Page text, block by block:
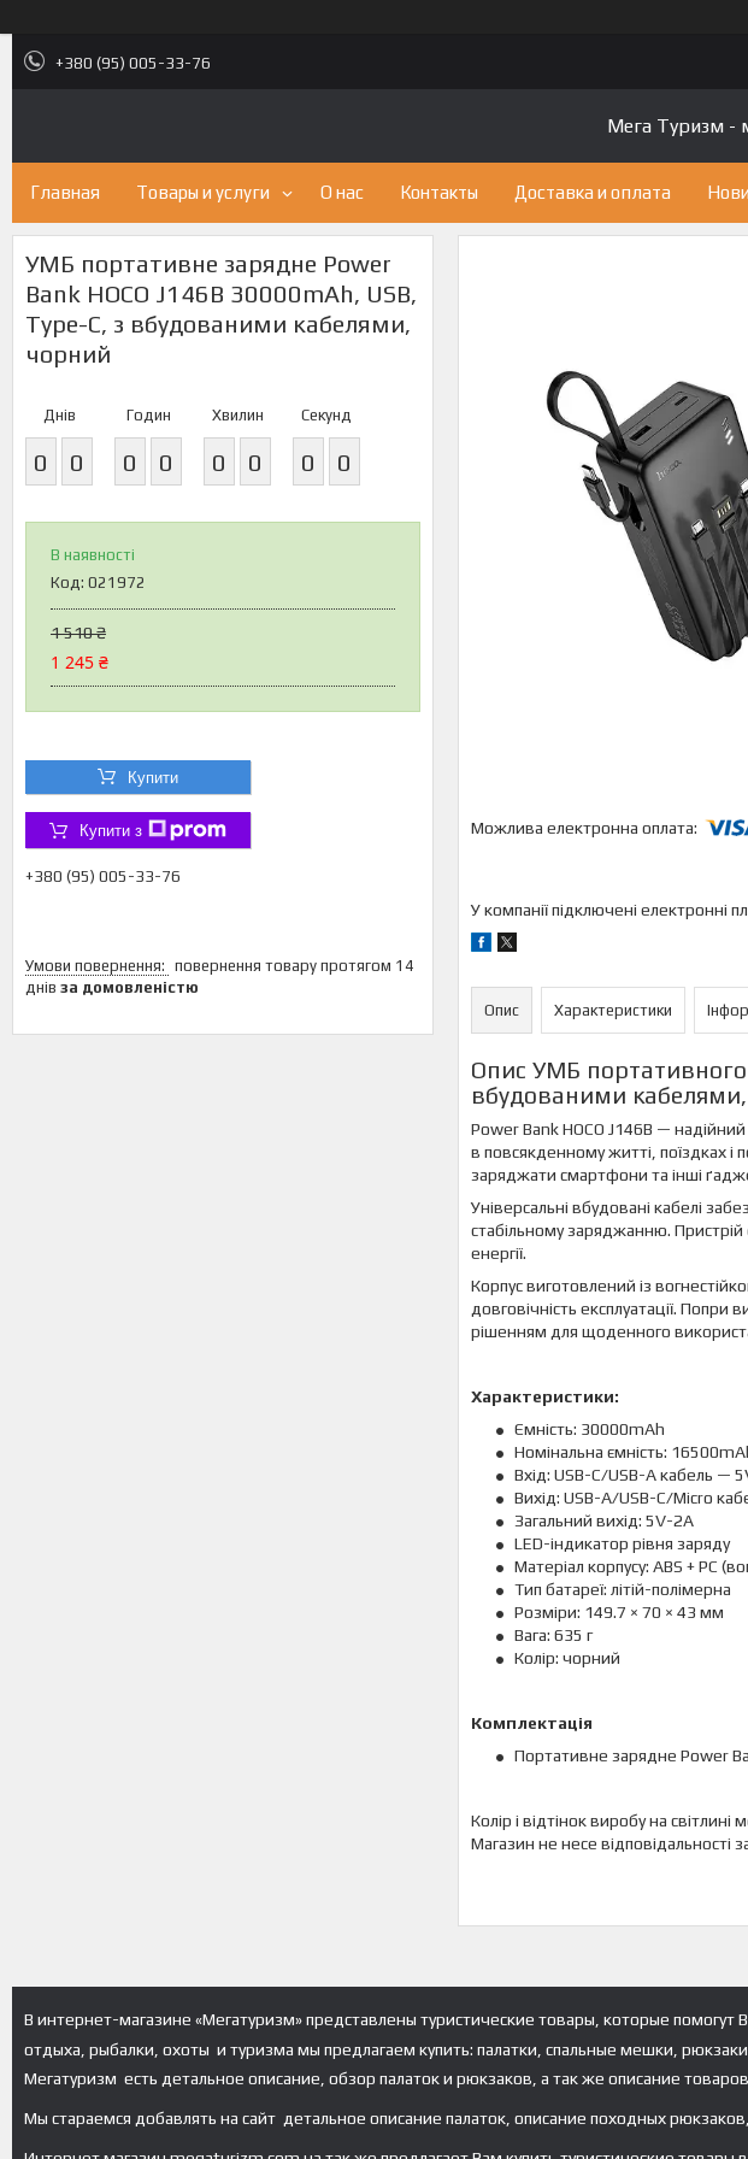
+380 (95) 005-33-76
Мега Туризм -
Главная Товары и услуги О нас Контакты Доставка и оплата
УМБ портативне зарядне Power
Bank HOCO J146B 30000mAh, USB,
Type-C, з вбудованими кабелями,
чорний
Днів
0 0
Годин
0 0
Хвилин
0 0
Секунд
0 0
В наявності
Код: 021972
1 510 ₴
1 245 ₴
Купити
Купити з
+380 (95) 005-33-76
повернення товару протягом 14
днів за домовленістю
У компанії підключені
Опис Характеристики
Опис УМБ портативного
вбудованими
Power Bank HOCO J146B —
в повсякденному житті, поїздках
заряджати смартфони та інші
Універсальні вбудовані кабелі
стабільному заряджанню.
енергії.
Корпус виготовлений із
довговічність експлуатації.
рішенням для щоденного
Характеристики:
Ємність: 30000mAh
Номінальна ємність:
Вхід: USB-C/USB-A кабель —
Вихід: USB-A/USB-C/Micro
Загальний вихід: 5V-2A
LED-індикатор рівня заряду
Матеріал корпусу: ABS + PC
Тип батареї: літій-полімерна
Розміри: 149.7 × 70 × 43 мм
Вага: 635 г
Колір: чорний
Комплектація
Портативне зарядне Power
Колір і відтінок виробу на
Магазин не несе відповідальності
В интернет-магазине «Мегатуризм» представлены туристические товары, которые
отдыха, рыбалки, охоты и туризма мы предлагаем купить: палатки, спальные мешки,
Мегатуризм есть детальное описание, обзор палаток и рюкзаков, а так же описание
Мы стараемся добавлять на сайт детальное описание палаток, описание походных